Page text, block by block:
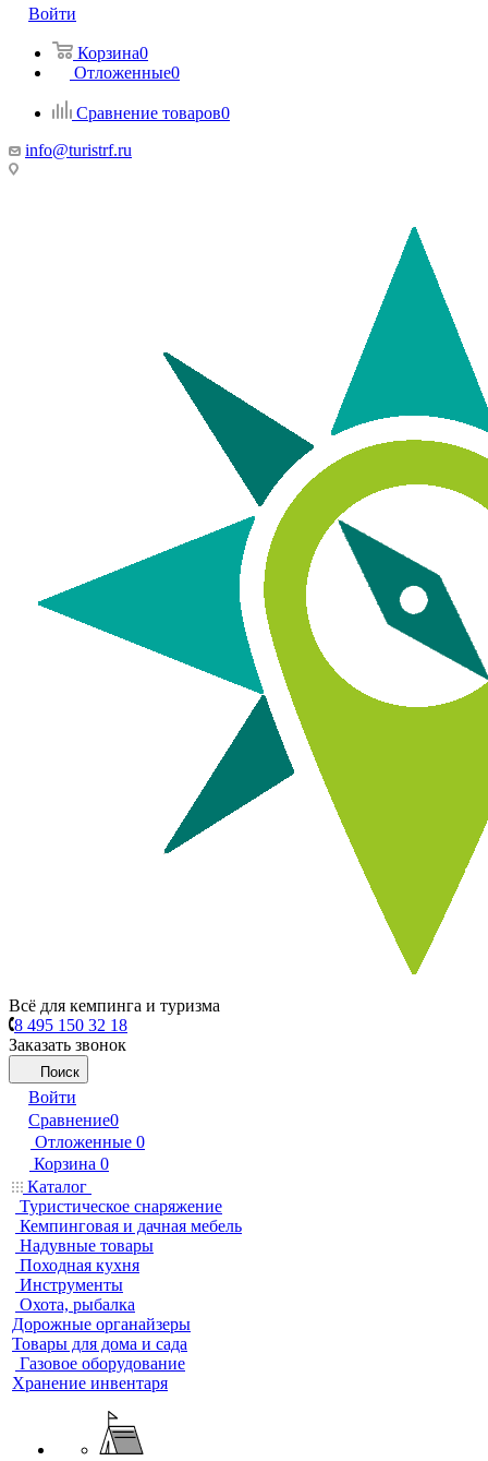
Войти
Корзина0
Отложенные0
Сравнение товаров0
info@turistrf.ru
Всё для кемпинга и туризма
8 495 150 32 18
Заказать звонок
Поиск
Войти
Сравнение0
Отложенные 0
Корзина 0
Каталог
Туристическое снаряжение
Кемпинговая и дачная мебель
Надувные товары
Походная кухня
Инструменты
Охота, рыбалка
Дорожные органайзеры
Товары для дома и сада
Газовое оборудование
Хранение инвентаря